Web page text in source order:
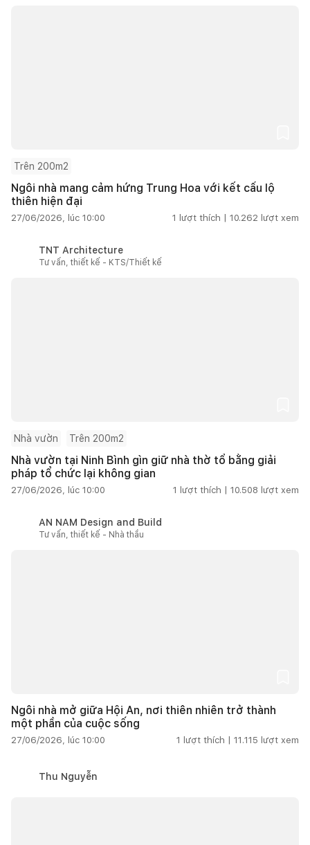
Trên 200m2
Ngôi nhà mang cảm hứng Trung Hoa với kết cấu lộ
thiên hiện đại
27/06/2026, lúc 10:00 1 lượt thích | 10.262 lượt xem
TNT Architecture
Tư vấn, thiết kế - KTS/Thiết kế
Nhà vườn Trên 200m2
Nhà vườn tại Ninh Bình gìn giữ nhà thờ tổ bằng giải
pháp tổ chức lại không gian
27/06/2026, lúc 10:00 1 lượt thích | 10.508 lượt xem
AN NAM Design and Build
Tư vấn, thiết kế - Nhà thầu
Ngôi nhà mở giữa Hội An, nơi thiên nhiên trở thành
một phần của cuộc sống
27/06/2026, lúc 10:00 1 lượt thích | 11.115 lượt xem
Thu Nguyễn